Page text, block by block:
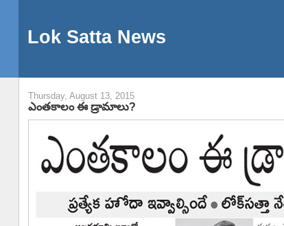
Lok Satta News
Thursday, August 13, 2015
ఎంతకాలం ఈ డ్రామాలు?